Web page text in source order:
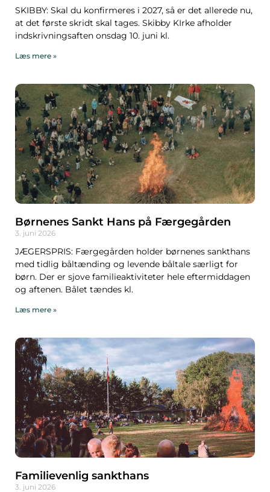
SKIBBY: Skal du konfirmeres i 2027, så er det allerede nu,
at det første skridt skal tages. Skibby KIrke afholder
indskrivningsaften onsdag 10. juni kl.
Læs mere »
Børnenes Sankt Hans på Færgegården
3. juni 2026
JÆGERSPRIS: Færgegården holder børnenes sankthans
med tidlig båltænding og levende båltale særligt for
børn. Der er sjove familieaktiviteter hele eftermiddagen
og aftenen. Bålet tændes kl.
Læs mere »
Familievenlig sankthans
3. juni 2026